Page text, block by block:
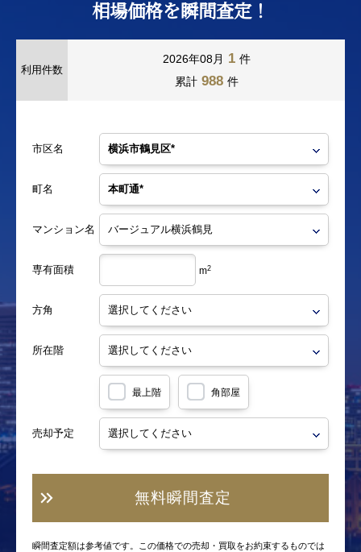
相場価格を瞬間査定！
利用件数
2026年08月 1 件
累計 988 件
市区名
町名
マンション名
専有面積 m2
方角
所在階
最上階 角部屋
売却予定
無料瞬間査定
瞬間査定額は参考値です。この価格での売却・買取をお約束するものでは